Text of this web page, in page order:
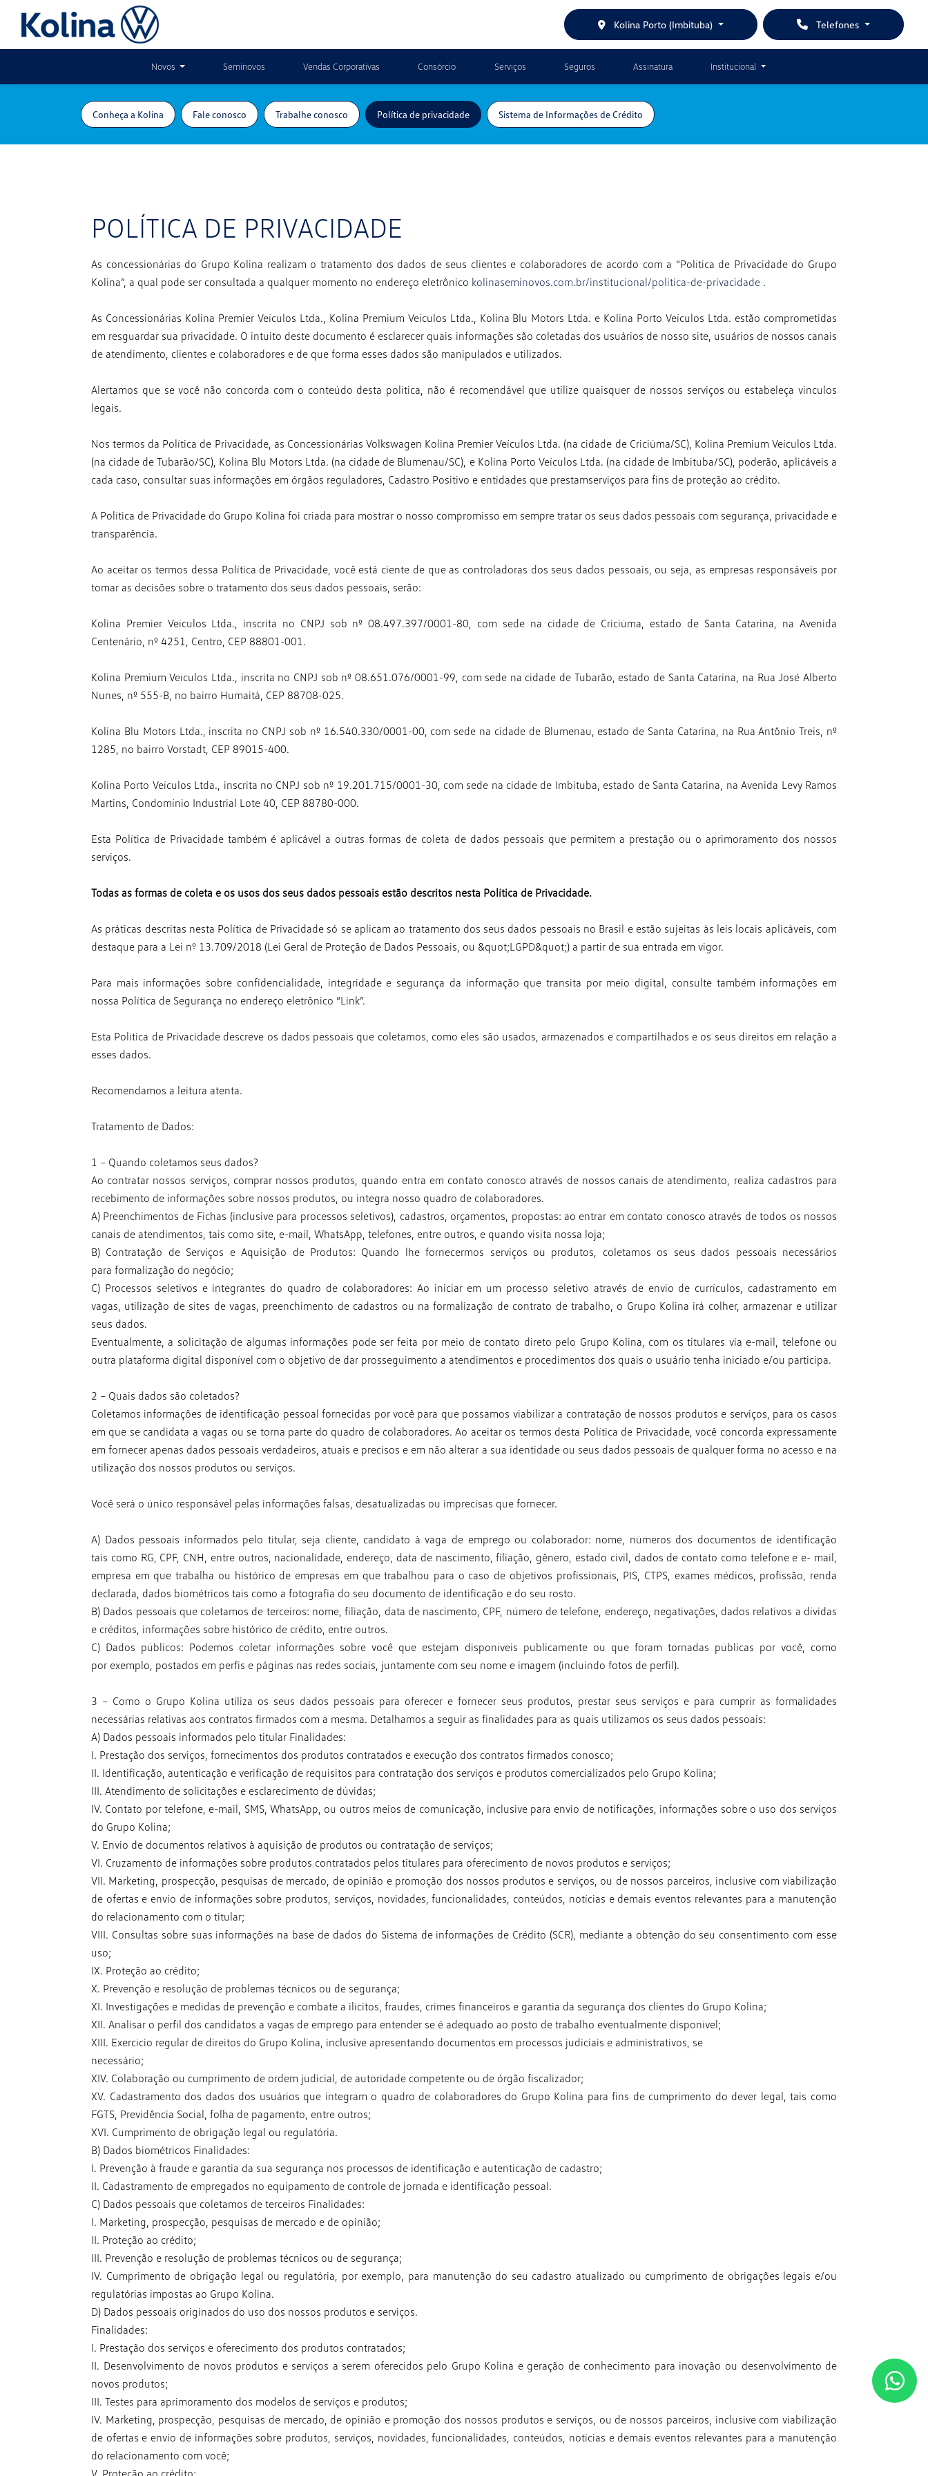
Telefones
Kolina Porto (Imbituba)
Novos Seminovos Vendas Corporativas Consórcio Serviços Seguros Assinatura Institucional
Conheça a Kolina Fale conosco Trabalhe conosco Política de privacidade Sistema de Informações de Crédito
POLÍTICA DE PRIVACIDADE
As concessionárias do Grupo Kolina realizam o tratamento dos dados de seus clientes e colaboradores de acordo com a “Política de Privacidade do Grupo
Kolina”, a qual pode ser consultada a qualquer momento no endereço eletrônico kolinaseminovos.com.br/institucional/politica-de-privacidade .
As Concessionárias Kolina Premier Veículos Ltda., Kolina Premium Veículos Ltda., Kolina Blu Motors Ltda. e Kolina Porto Veículos Ltda. estão comprometidas
em resguardar sua privacidade. O intuito deste documento é esclarecer quais informações são coletadas dos usuários de nosso site, usuários de nossos canais
de atendimento, clientes e colaboradores e de que forma esses dados são manipulados e utilizados.
Alertamos que se você não concorda com o conteúdo desta política, não é recomendável que utilize quaisquer de nossos serviços ou estabeleça vínculos
legais.
Nos termos da Política de Privacidade, as Concessionárias Volkswagen Kolina PremierVeículos Ltda. (na cidade de Criciúma/SC), Kolina Premium Veículos Ltda.
(na cidade deTubarão/SC), Kolina Blu Motors Ltda. (na cidade de Blumenau/SC), e Kolina Porto Veículos Ltda. (na cidade de Imbituba/SC), poderão, aplicáveis a
cada caso, consultar suas informações em órgãos reguladores, Cadastro Positivo e entidades que prestamserviços para fins de proteção ao crédito.
A Política de Privacidade do Grupo Kolina foi criada para mostrar o nosso compromisso em sempre tratar os seus dados pessoais com segurança, privacidade e
transparência.
Ao aceitar os termos dessa Política de Privacidade, você está ciente de que as controladoras dos seus dados pessoais, ou seja, as empresas responsáveis por
tomar as decisões sobre o tratamento dos seus dados pessoais, serão:
Kolina Premier Veículos Ltda., inscrita no CNPJ sob nº 08.497.397/0001-80, com sede na cidade de Criciúma, estado de Santa Catarina, na Avenida
Centenário, nº 4251, Centro, CEP 88801-001.
Kolina Premium Veículos Ltda., inscrita no CNPJ sob nº 08.651.076/0001-99, com sede na cidade de Tubarão, estado de Santa Catarina, na Rua José Alberto
Nunes, nº 555-B, no bairro Humaitá, CEP 88708-025.
Kolina Blu Motors Ltda., inscrita no CNPJ sob nº 16.540.330/0001-00, com sede na cidade de Blumenau, estado de Santa Catarina, na Rua Antônio Treis, nº
1285, no bairro Vorstadt, CEP 89015-400.
Kolina Porto Veículos Ltda., inscrita no CNPJ sob nº 19.201.715/0001-30, com sede na cidade de Imbituba, estado de Santa Catarina, na Avenida Levy Ramos
Martins, Condomínio Industrial Lote 40, CEP 88780-000.
Esta Política de Privacidade também é aplicável a outras formas de coleta de dados pessoais que permitem a prestação ou o aprimoramento dos nossos
serviços.
Todas as formas de coleta e os usos dos seus dados pessoais estão descritos nesta Política de Privacidade.
As práticas descritas nesta Política de Privacidade só se aplicam ao tratamento dos seus dados pessoais no Brasil e estão sujeitas às leis locais aplicáveis, com
destaque para a Lei nº 13.709/2018 (Lei Geral de Proteção de Dados Pessoais, ou &quot;LGPD&quot;) a partir de sua entrada em vigor.
Para mais informações sobre confidencialidade, integridade e segurança da informação que transita por meio digital, consulte também informações em
nossa Política de Segurança no endereço eletrônico “Link”.
Esta Política de Privacidade descreve os dados pessoais que coletamos, como eles são usados, armazenados e compartilhados e os seus direitos em relação a
esses dados.
Recomendamos a leitura atenta.
Tratamento de Dados:
1 – Quando coletamos seus dados?
Ao contratar nossos serviços, comprar nossos produtos, quando entra em contato conosco através de nossos canais de atendimento, realiza cadastros para
recebimento de informações sobre nossos produtos, ou integra nosso quadro de colaboradores.
A) Preenchimentos de Fichas (inclusive para processos seletivos), cadastros, orçamentos, propostas: ao entrar em contato conosco através de todos os nossos
canais de atendimentos, tais como site, e-mail, WhatsApp, telefones, entre outros, e quando visita nossa loja;
B) Contratação de Serviços e Aquisição de Produtos: Quando lhe fornecermos serviços ou produtos, coletamos os seus dados pessoais necessários
para formalização do negócio;
C) Processos seletivos e integrantes do quadro de colaboradores: Ao iniciar em um processo seletivo através de envio de currículos, cadastramento em
vagas, utilização de sites de vagas, preenchimento de cadastros ou na formalização de contrato de trabalho, o Grupo Kolina irá colher, armazenar e utilizar
seus dados.
Eventualmente, a solicitação de algumas informações pode ser feita por meio de contato direto pelo Grupo Kolina, com os titulares via e-mail, telefone ou
outra plataforma digital disponível com o objetivo de dar prosseguimento a atendimentos e procedimentos dos quais o usuário tenha iniciado e/ou participa.
2 – Quais dados são coletados?
Coletamos informações de identificação pessoal fornecidas por você para que possamos viabilizar a contratação de nossos produtos e serviços, para os casos
em que se candidata a vagas ou se torna parte do quadro de colaboradores. Ao aceitar os termos desta Política de Privacidade, você concorda expressamente
em fornecer apenas dados pessoais verdadeiros, atuais e precisos e em não alterar a sua identidade ou seus dados pessoais de qualquer forma no acesso e na
utilização dos nossos produtos ou serviços.
Você será o único responsável pelas informações falsas, desatualizadas ou imprecisas que fornecer.
A) Dados pessoais informados pelo titular, seja cliente, candidato à vaga de emprego ou colaborador: nome, números dos documentos de identificação
tais como RG, CPF, CNH, entre outros, nacionalidade, endereço, data de nascimento, filiação, gênero, estado civil, dados de contato como telefone e e- mail,
empresa em que trabalha ou histórico de empresas em que trabalhou para o caso de objetivos profissionais, PIS, CTPS, exames médicos, profissão, renda
declarada, dados biométricos tais como a fotografia do seu documento de identificação e do seu rosto.
B) Dados pessoais que coletamos de terceiros: nome, filiação, data de nascimento, CPF, número de telefone, endereço, negativações, dados relativos a dívidas
e créditos, informações sobre histórico de crédito, entre outros.
C) Dados públicos: Podemos coletar informações sobre você que estejam disponíveis publicamente ou que foram tornadas públicas por você, como
por exemplo, postados em perfis e páginas nas redes sociais, juntamente com seu nome e imagem (incluindo fotos de perfil).
3 – Como o Grupo Kolina utiliza os seus dados pessoais para oferecer e fornecer seus produtos, prestar seus serviços e para cumprir as formalidades
necessárias relativas aos contratos firmados com a mesma. Detalhamos a seguir as finalidades para as quais utilizamos os seus dados pessoais:
A) Dados pessoais informados pelo titular Finalidades:
I. Prestação dos serviços, fornecimentos dos produtos contratados e execução dos contratos firmados conosco;
II. Identificação, autenticação e verificação de requisitos para contratação dos serviços e produtos comercializados pelo Grupo Kolina;
III. Atendimento de solicitações e esclarecimento de dúvidas;
IV. Contato por telefone, e-mail, SMS, WhatsApp, ou outros meios de comunicação, inclusive para envio de notificações, informações sobre o uso dos serviços
do Grupo Kolina;
V. Envio de documentos relativos à aquisição de produtos ou contratação de serviços;
VI. Cruzamento de informações sobre produtos contratados pelos titulares para oferecimento de novos produtos e serviços;
VII. Marketing, prospecção, pesquisas de mercado, de opinião e promoção dos nossos produtos e serviços, ou de nossos parceiros, inclusive com viabilização
de ofertas e envio de informações sobre produtos, serviços, novidades, funcionalidades, conteúdos, notícias e demais eventos relevantes para a manutenção
do relacionamento com o titular;
VIII. Consultas sobre suas informações na base de dados do Sistema de informações de Crédito (SCR), mediante a obtenção do seu consentimento com esse
uso;
IX. Proteção ao crédito;
X. Prevenção e resolução de problemas técnicos ou de segurança;
XI. Investigações e medidas de prevenção e combate a ilícitos, fraudes, crimes financeiros e garantia da segurança dos clientes do Grupo Kolina;
XII. Analisar o perfil dos candidatos a vagas de emprego para entender se é adequado ao posto de trabalho eventualmente disponível;
XIII. Exercício regular de direitos do Grupo Kolina, inclusive apresentando documentos em processos judiciais e administrativos, se
necessário;
XIV. Colaboração ou cumprimento de ordem judicial, de autoridade competente ou de órgão fiscalizador;
XV. Cadastramento dos dados dos usuários que integram o quadro de colaboradores do Grupo Kolina para fins de cumprimento do dever legal, tais como
FGTS, Previdência Social, folha de pagamento, entre outros;
XVI. Cumprimento de obrigação legal ou regulatória.
B) Dados biométricos Finalidades:
I. Prevenção à fraude e garantia da sua segurança nos processos de identificação e autenticação de cadastro;
II. Cadastramento de empregados no equipamento de controle de jornada e identificação pessoal.
C) Dados pessoais que coletamos de terceiros Finalidades:
I. Marketing, prospecção, pesquisas de mercado e de opinião;
II. Proteção ao crédito;
III. Prevenção e resolução de problemas técnicos ou de segurança;
IV. Cumprimento de obrigação legal ou regulatória, por exemplo, para manutenção do seu cadastro atualizado ou cumprimento de obrigações legais e/ou
regulatórias impostas ao Grupo Kolina.
D) Dados pessoais originados do uso dos nossos produtos e serviços.
Finalidades:
I. Prestação dos serviços e oferecimento dos produtos contratados;
II. Desenvolvimento de novos produtos e serviços a serem oferecidos pelo Grupo Kolina e geração de conhecimento para inovação ou desenvolvimento de
novos produtos;
III. Testes para aprimoramento dos modelos de serviços e produtos;
IV. Marketing, prospecção, pesquisas de mercado, de opinião e promoção dos nossos produtos e serviços, ou de nossos parceiros, inclusive com viabilização
de ofertas e envio de informações sobre produtos, serviços, novidades, funcionalidades, conteúdos, notícias e demais eventos relevantes para a manutenção
do relacionamento com você;
V. Proteção ao crédito;